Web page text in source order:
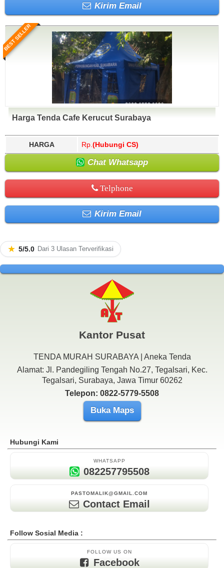
Kirim Email
BEST SELLER
Harga Tenda Cafe Kerucut Surabaya
HARGA Rp. (Hubungi CS)
Chat Whatsapp
Telphone
Kirim Email
★ 5/5.0 Dari 3 Ulasan Terverifikasi
Kantor Pusat
TENDA MURAH SURABAYA | Aneka Tenda
Alamat: Jl. Pandegiling Tengah No.27, Tegalsari, Kec.
Tegalsari, Surabaya, Jawa Timur 60262
Telepon: 0822-5779-5508
Buka Maps
Hubungi Kami
WHATSAPP
082257795508
PASTOMALIK@GMAIL.COM
Contact Email
Follow Sosial Media :
FOLLOW US ON
Facebook